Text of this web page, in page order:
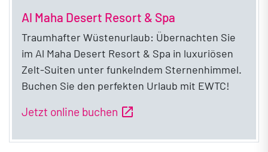
Al Maha Desert Resort & Spa
Traumhafter Wüstenurlaub: Übernachten Sie
im Al Maha Desert Resort & Spa in luxuriösen
Zelt-Suiten unter funkelndem Sternenhimmel.
Buchen Sie den perfekten Urlaub mit EWTC!
Jetzt online buchen open_in_new